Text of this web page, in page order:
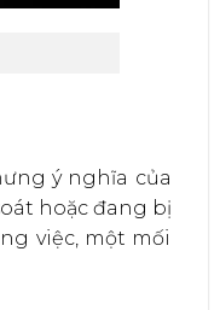
ý nghĩa của
hoặc đang bị
việc, một mối